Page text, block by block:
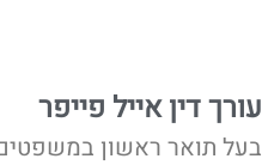
עורך דין אייל פייפר